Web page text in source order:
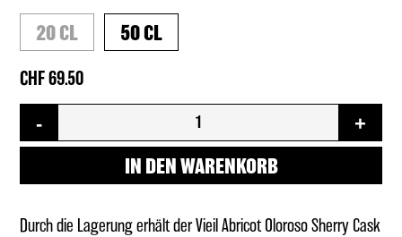
20 CL 50 CL
69.50
-
Abricot
Oloroso
+
IN DEN WARENKORB
Durch die Lagerung erhält der Vieil Abricot Oloroso Sherry Cask